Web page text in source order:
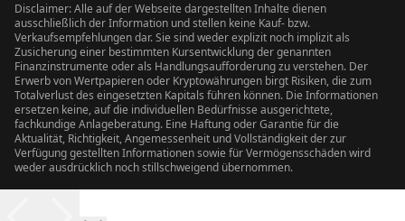
Disclaimer: Alle auf der Webseite dargestellten Inhalte dienen
ausschließlich der Information und stellen keine Kauf- bzw.
Verkaufsempfehlungen dar. Sie sind weder explizit noch implizit als
Zusicherung einer bestimmten Kursentwicklung der genannten
Finanzinstrumente oder als Handlungsaufforderung zu verstehen. Der
Erwerb von Wertpapieren oder Kryptowährungen birgt Risiken, die zum
Totalverlust des eingesetzten Kapitals führen können. Die Informationen
ersetzen keine, auf die individuellen Bedürfnisse ausgerichtete,
fachkundige Anlageberatung. Eine Haftung oder Garantie für die
Aktualität, Richtigkeit, Angemessenheit und Vollständigkeit der zur
Verfügung gestellten Informationen sowie für Vermögensschäden wird
weder ausdrücklich noch stillschweigend übernommen.